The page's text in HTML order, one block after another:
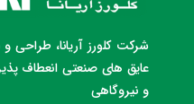
شرکت کلورز آریانا،
عایق های صنعتی انعطاف
و نیروگاهی